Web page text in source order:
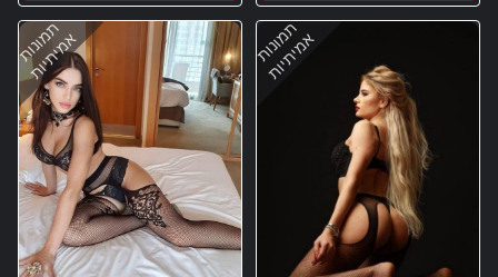
תמונות
אמיתיות תמונות
אמיתיות